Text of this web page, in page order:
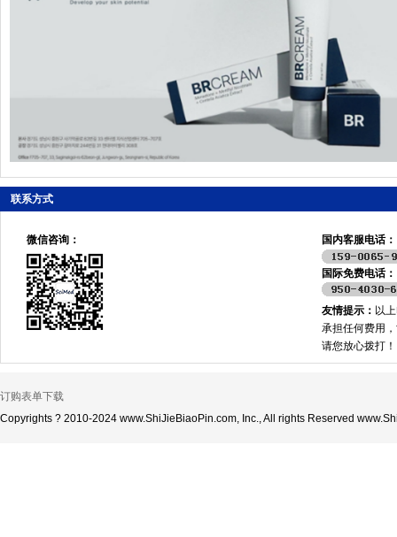
联系方式
微信咨询： 国内客服电话：
国际免费电话：
友情提示： 以
承担任何费用
请您放心拨打！
订购表单下载
Copyrights ? 2010-2024 www.ShiJieBiaoPin.com, Inc., All rights Reserved